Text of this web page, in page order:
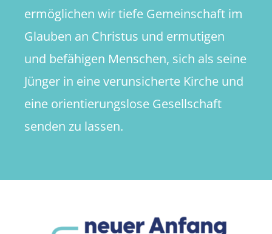
ermöglichen wir tiefe Gemeinschaft im
Glauben an Christus und ermutigen
und befähigen Menschen, sich als seine
Jünger in eine verunsicherte Kirche und
eine orientierungslose Gesellschaft
senden zu lassen.